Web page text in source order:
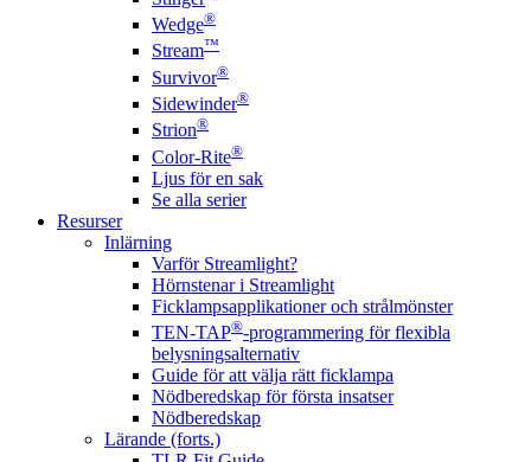
Wedge®
Stream™
Survivor®
Sidewinder®
Strion®
Color-Rite®
Ljus för en sak
Se alla serier
Resurser
Inlärning
Varför Streamlight?
Hörnstenar i Streamlight
Ficklampsapplikationer och strålmönster
TEN-TAP®-programmering för flexibla
belysningsalternativ
Guide för att välja rätt ficklampa
Nödberedskap för första insatser
Nödberedskap
Lärande (forts.)